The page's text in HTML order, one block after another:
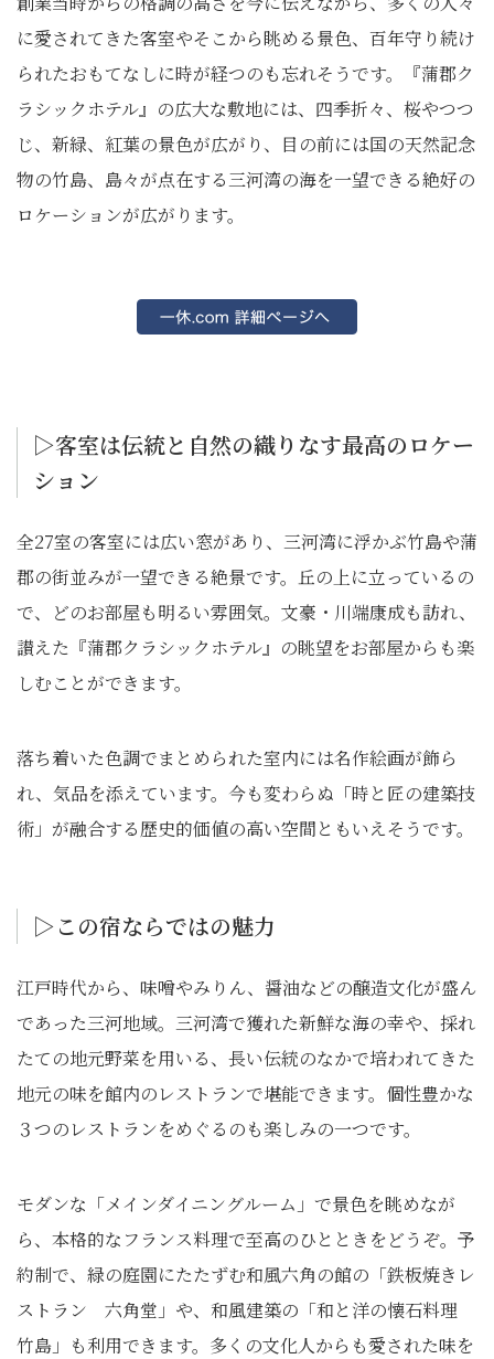
に愛されてきた客室やそこから眺める景色、百年守り続け
られたおもてなしに時が経つのも忘れそうです。『蒲郡ク
ラシックホテル』の広大な敷地には、四季折々、桜やつつ
じ、新緑、紅葉の景色が広がり、目の前には国の天然記念
物の竹島、島々が点在する三河湾の海を一望できる絶好の
ロケーションが広がります。
▷客室は伝統と自然の織りなす最高のロケー
ション
全27室の客室には広い窓があり、三河湾に浮かぶ竹島や蒲
郡の街並みが一望できる絶景です。丘の上に立っているの
で、どのお部屋も明るい雰囲気。文豪・川端康成も訪れ、
讃えた『蒲郡クラシックホテル』の眺望をお部屋からも楽
しむことができます。
落ち着いた色調でまとめられた室内には名作絵画が飾ら
れ、気品を添えています。今も変わらぬ「時と匠の建築技
術」が融合する歴史的価値の高い空間ともいえそうです。
▷この宿ならではの魅⼒
江戸時代から、味噌やみりん、醤油などの醸造文化が盛ん
であった三河地域。三河湾で獲れた新鮮な海の幸や、採れ
たての地元野菜を用いる、長い伝統のなかで培われてきた
地元の味を館内のレストランで堪能できます。個性豊かな
３つのレストランをめぐるのも楽しみの一つです。
モダンな「メインダイニングルーム」で景色を眺めなが
ら、本格的なフランス料理で至高のひとときをどうぞ。予
約制で、緑の庭園にたたずむ和風六角の館の「鉄板焼きレ
ストラン 六角堂」や、和風建築の「和と洋の懐石料理
竹島」も利用できます。多くの文化人からも愛された味を